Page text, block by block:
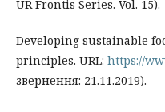
UR Frontis Series. Vol. 15).
Developing sustainable
principles. URL: https://
звернення: 21.11.2019).